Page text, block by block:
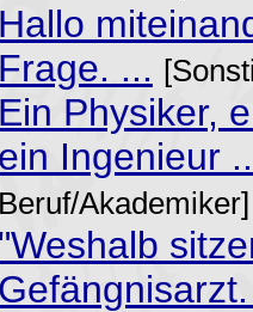
Hallo
Frage. ...
Ein Physiker,
ein Ingenieur
Beruf/Akademiker]
"Weshalb